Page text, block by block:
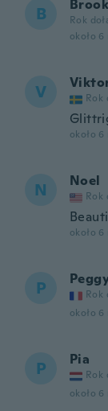
B Rok
około
V Rok
około
N Noel
Rok
około
P Rok
około
P Pia
Rok
około